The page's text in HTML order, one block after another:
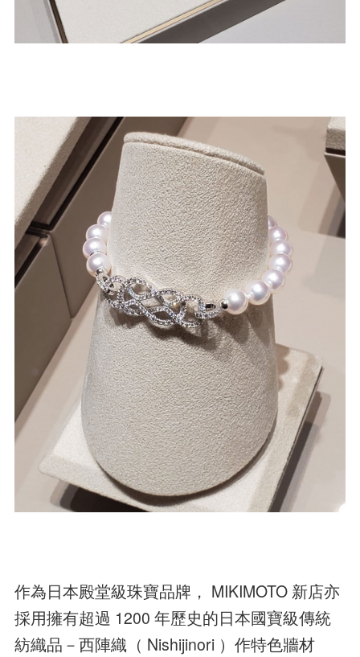
作為日本殿堂級珠寶品牌， MIKIMOTO 新店亦
採用擁有超過 1200 年歷史的日本國寶級傳統
紡織品－西陣織（ Nishijinori ）作特色牆材